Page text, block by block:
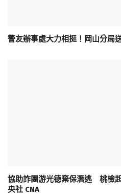
警友辦事處大力相挺！岡山分局
協助詐團游光德棄保潛逃 桃檢
央社 CNA